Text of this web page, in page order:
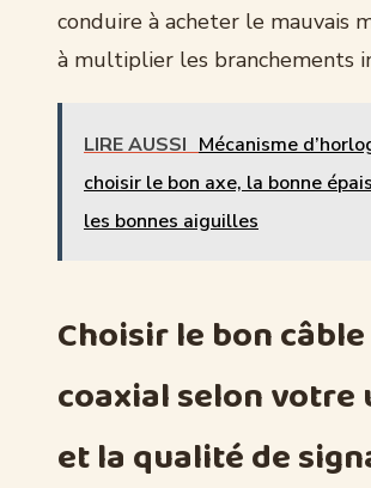
conduire à acheter le mauvais
à multiplier les branchements
LIRE AUSSI Mécanisme
choisir le bon axe, la bonne
les bonnes aiguilles
Choisir le bon câble
coaxial selon votre
et la qualité de